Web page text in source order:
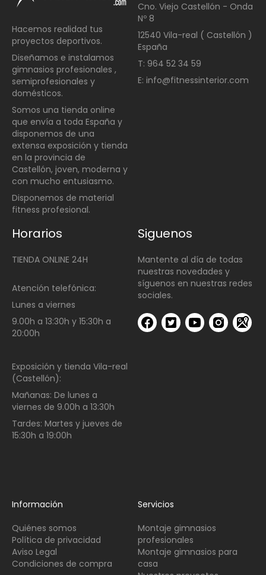
Hacemos realidad tus
proyectos deportivos.
Diseñamos e instalamos
gimnasios profesionales ,
semiprofesionales y
domésticos.
Somos una tienda online
que envía a toda España y
disponemos de una
extensa exposición y tienda
en la provincia de
Castellón, joven, moderna y
con mucho entusiasmo.
Disponemos de material
fitness profesional.
Cno. Viejo Castellón - Onda
Nº 8
12540 Vila-real ( Castellón )
España
T: 964 52 34 59
E: info@fitnessinterior.com
Horarios
TIENDA ONLINE 24H
Atención telefónica:
Lunes a viernes
9.00h a 13:30h y 15:30h a
20:00h
Exposición y tienda Vila-real
(Castellón):
Mañanas: De lunes a
viernes de 9.00h a 13:30h
Tardes: Martes y jueves de
15:30h a 19:00h
Siguenos
Mantente al día de todas
nuestras novedades y
síguenos en nuestras redes
sociales.
Información
Quiénes somos
Política de privacidad
Aviso Legal
Condiciones de compra
Servicios
Montaje gimnasios
profesionales
Montaje gimnasios para
casa